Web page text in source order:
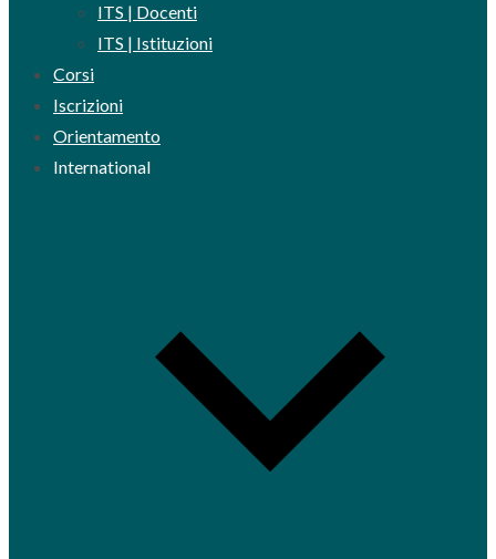
ITS | Docenti
ITS | Istituzioni
Corsi
Iscrizioni
Orientamento
International